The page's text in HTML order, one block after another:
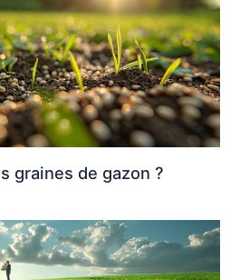
graines de gazon ?